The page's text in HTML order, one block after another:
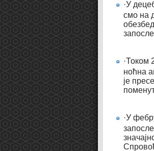
·У
смо на
·Током
ноћна
је
·У